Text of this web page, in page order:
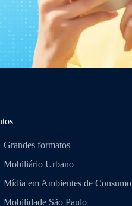
Grandes formatos
Mobiliário Urbano
Mídia em Ambientes de Consumo
Mobilidade São Paulo